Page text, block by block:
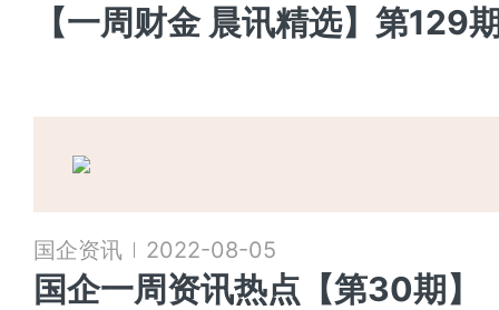
【一周财金 晨讯精选】第129
国企资讯 2022-08-05
国企一周资讯热点【第30期】